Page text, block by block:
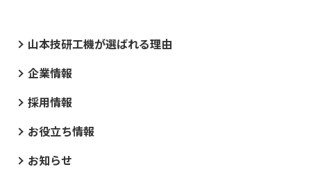
山本技研工機が選ばれる理由
企業情報
採用情報
お役立ち情報
お知らせ